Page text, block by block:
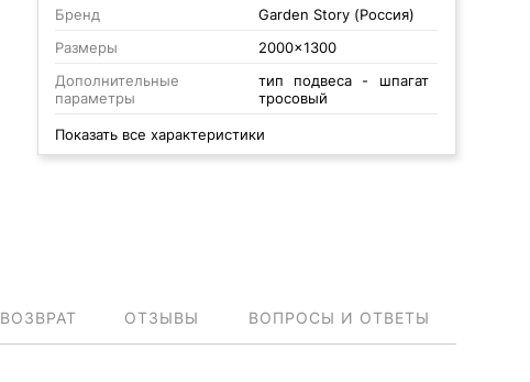
Бренд
Garden Story (Россия)
Размеры
2000x1300
Дополнительные
параметры
тип подвеса - шпагат
тросовый
Показать все характеристики
ВОЗВРАТ ОТЗЫВЫ ВОПРОСЫ И ОТВЕТЫ